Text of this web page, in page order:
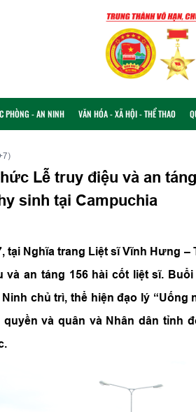
PHÒNG - AN NINH VĂN HÓA - XÃ HỘI - THỂ THAO
Lễ truy điệu và an
sinh tại Campuchia
tại Nghĩa trang Liệt sĩ Vĩnh Hưng
an táng 156 hài cốt liệt sĩ.
Ninh chủ trì, thể hiện đạo lý
và quân và Nhân dân tỉnh